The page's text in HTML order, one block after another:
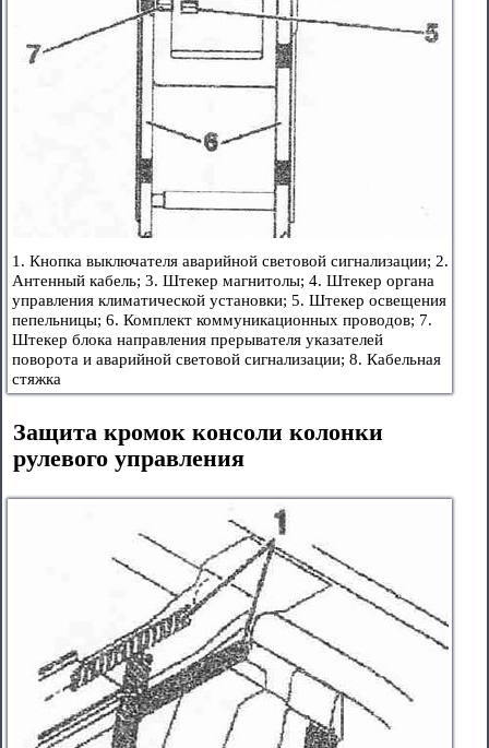
1. Кнопка выключателя аварийной световой сигнализации; 2.
Антенный кабель; 3. Штекер магнитолы; 4. Штекер органа
управления климатической установки; 5. Штекер освещения
пепельницы; 6. Комплект коммуникационных проводов; 7.
Штекер блока направления прерывателя указателей
поворота и аварийной световой сигнализации; 8. Кабельная
стяжка
Защита кромок консоли колонки
рулевого управления